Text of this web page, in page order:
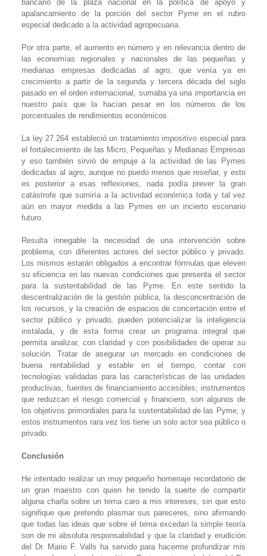
bancario de la plaza nacional en la política de apoyo y
apalancamiento de la porción del sector Pyme en el rubro
especial dedicado a la actividad agropecuaria.
Por otra parte, el aumento en número y en relevancia dentro de
las economías regionales y nacionales de las pequeñas y
medianas empresas dedicadas al agro, que venía ya en
crecimiento a partir de la segunda y tercera década del siglo
pasado en el orden internacional, sumaba ya una importancia en
nuestro país que la hacían pesar en los números de los
porcentuales de rendimientos económicos.
La ley 27.264 estableció un tratamiento impositivo especial para
el fortalecimiento de las Micro, Pequeñas y Medianas Empresas
y eso también sirvió de empuje a la actividad de las Pymes
dedicadas al agro, aunque no puedo menos que reseñar, y esto
es posterior a esas reflexiones, nada podía prever la gran
catástrofe que sumiría a la actividad económica toda y tal vez
aún en mayor medida a las Pymes en un incierto escenario
futuro.
Resulta innegable la necesidad de una intervención sobre
problema, con diferentes actores del sector público y privado.
Los mismos estarán obligados a encontrar fórmulas que eleven
su eficiencia en las nuevas condiciones que presenta el sector
para la sustentabilidad de las Pyme. En este sentido la
descentralización de la gestión pública, la desconcentración de
los recursos, y la creación de espacios de concertación entre el
sector público y privado, pueden potencializar la inteligencia
instalada, y de esta forma crear un programa integral que
permita analizar, con claridad y con posibilidades de operar su
solución. Tratar de asegurar un mercado en condiciones de
buena rentabilidad y estable en el tiempo, contar con
tecnologías validadas para las características de las unidades
productivas, fuentes de financiamiento accesibles, instrumentos
que reduzcan el riesgo comercial y financiero, son algunos de
los objetivos primordiales para la sustentabilidad de las Pyme, y
estos instrumentos rara vez los tiene un solo actor sea público o
privado.
Conclusión
He intentado realizar un muy pequeño homenaje recordatorio de
un gran maestro con quien he tenido la suerte de compartir
alguna charla sobre un tema caro a mis intereses, sin que esto
signifique que pretendo plasmar sus pareceres, sino afirmando
que todas las ideas que sobre el tema excedan la simple teoría
son de mi absoluta responsabilidad y que la claridad y erudición
del Dr. Mario F. Valls ha servido para hacerme profundizar mis